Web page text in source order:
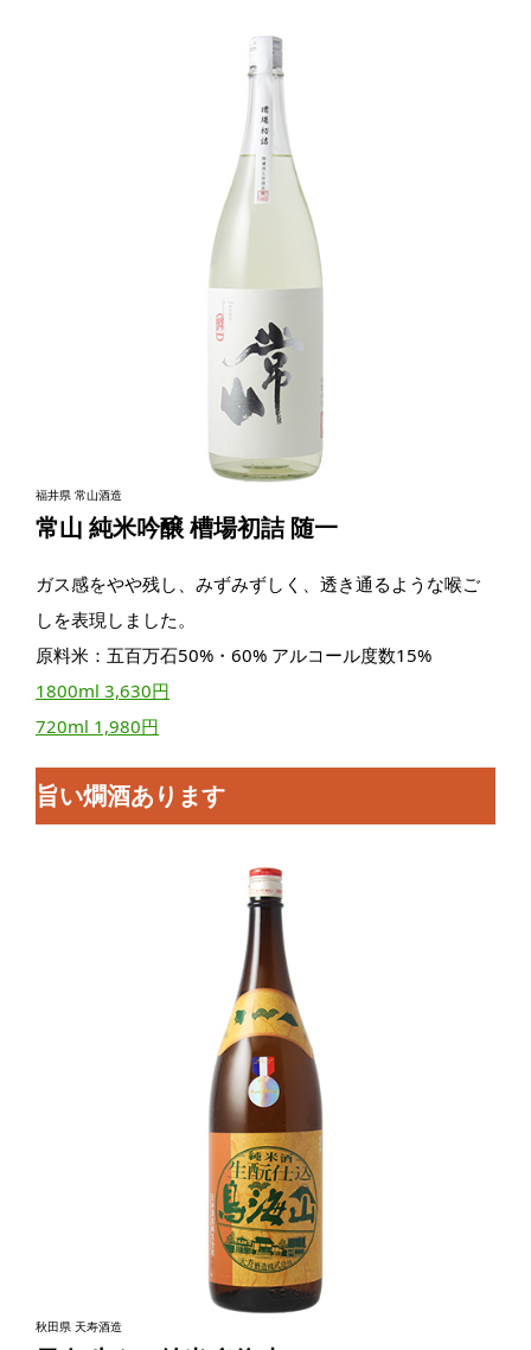
福井県 常山酒造
常山 純米吟醸 槽場初詰 随一
ガス感をやや残し、みずみずしく、透き通るような喉ご
しを表現しました。
原料米：五百万石50%・60% アルコール度数15%
1800ml 3,630円
720ml 1,980円
旨い燗酒あります
秋田県 天寿酒造